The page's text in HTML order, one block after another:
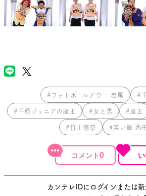
#フットボールアワー 岩尾 #
#千原ジュニアの座王 #女と男 #座王
#竹上萌奈 #笑い飯 西
0
カンテレIDにログインまたは